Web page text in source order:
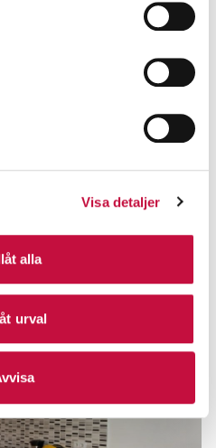
Visa detaljer
alla
urval